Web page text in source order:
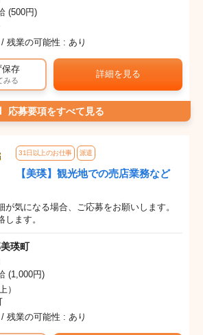
(500円)
残業の可能性 : あり
保存
みる
詳細を見る
応募要項をすべて見る
31日以上のお仕事 派遣
【美瑛】観光地での売店業務など
が気になる場合、ご応募をお願いします。
ます。
瑛町
(1,000円)
）
残業の可能性 : あり